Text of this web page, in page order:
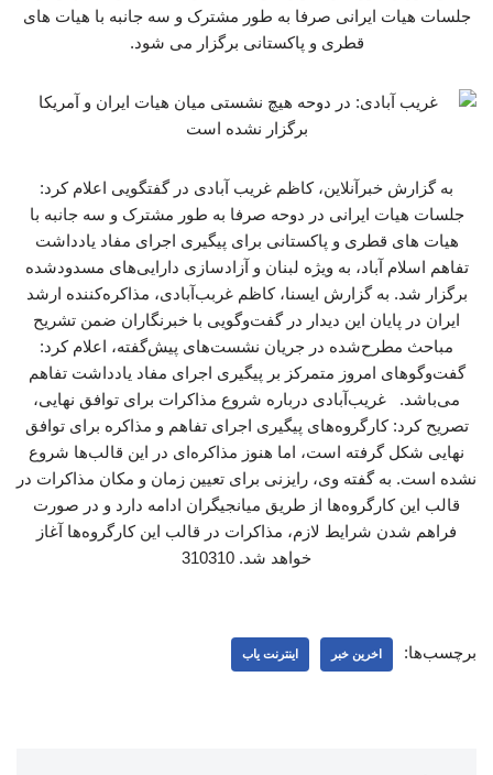
جلسات هیات ایرانی صرفا به طور مشترک و سه جانبه با هیات های
قطری و پاکستانی برگزار می شود.
به گزارش خبرآنلاین، کاظم غریب آبادی در گفتگویی اعلام کرد:
جلسات هیات ایرانی در دوحه صرفا به طور مشترک و سه جانبه با
هیات های قطری و پاکستانی برای پیگیری اجرای مفاد یادداشت
تفاهم اسلام آباد، به ویژه لبنان و آزادسازی دارایی‌های مسدودشده
برگزار شد. به گزارش ایسنا، کاظم غربب‌آبادی، مذاکره‌کننده ارشد
ایران در پایان این دیدار در گفت‌وگویی با خبرنگاران ضمن تشریح
مباحث مطرح‌شده در جریان نشست‌های پیش‌گفته، اعلام کرد:
گفت‌وگوهای امروز متمرکز بر پیگیری اجرای مفاد یادداشت تفاهم
می‌باشد. غریب‌آبادی درباره شروع مذاکرات برای توافق نهایی،
تصریح کرد: کارگروه‌های پیگیری اجرای تفاهم و مذاکره برای توافق
نهایی شکل گرفته است، اما هنوز مذاکره‌ای در این قالب‌ها شروع
نشده است. به گفته وی، رایزنی برای تعیین زمان و مکان مذاکرات در
قالب این کارگروه‌ها از طریق میانجیگران ادامه دارد و در صورت
فراهم شدن شرایط لازم، مذاکرات در قالب این کارگروه‌ها آغاز
خواهد شد. 310310
برچسب‌ها: اخرین خبر اینترنت یاب